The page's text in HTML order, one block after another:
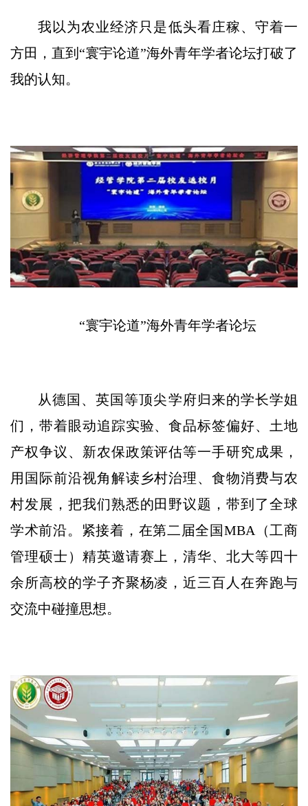
我以为农业经济只是低头看庄稼、守着一
方田，直到“寰宇论道”海外青年学者论坛打破了
我的认知。
“寰宇论道”海外青年学者论坛
从德国、英国等顶尖学府归来的学长学姐
们，带着眼动追踪实验、食品标签偏好、土地
产权争议、新农保政策评估等一手研究成果，
用国际前沿视角解读乡村治理、食物消费与农
村发展，把我们熟悉的田野议题，带到了全球
学术前沿。紧接着，在第二届全国MBA（工商
管理硕士）精英邀请赛上，清华、北大等四十
余所高校的学子齐聚杨凌，近三百人在奔跑与
交流中碰撞思想。